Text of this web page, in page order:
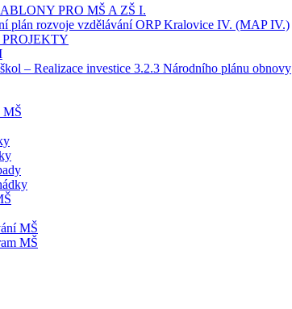
PRO MŠ A ZŠ I.
plán rozvoje vzdělávání ORP Kralovice IV. (MAP IV.)
– Realizace investice 3.2.3 Národního plánu obnovy
MŠ
MŠ
MŠ